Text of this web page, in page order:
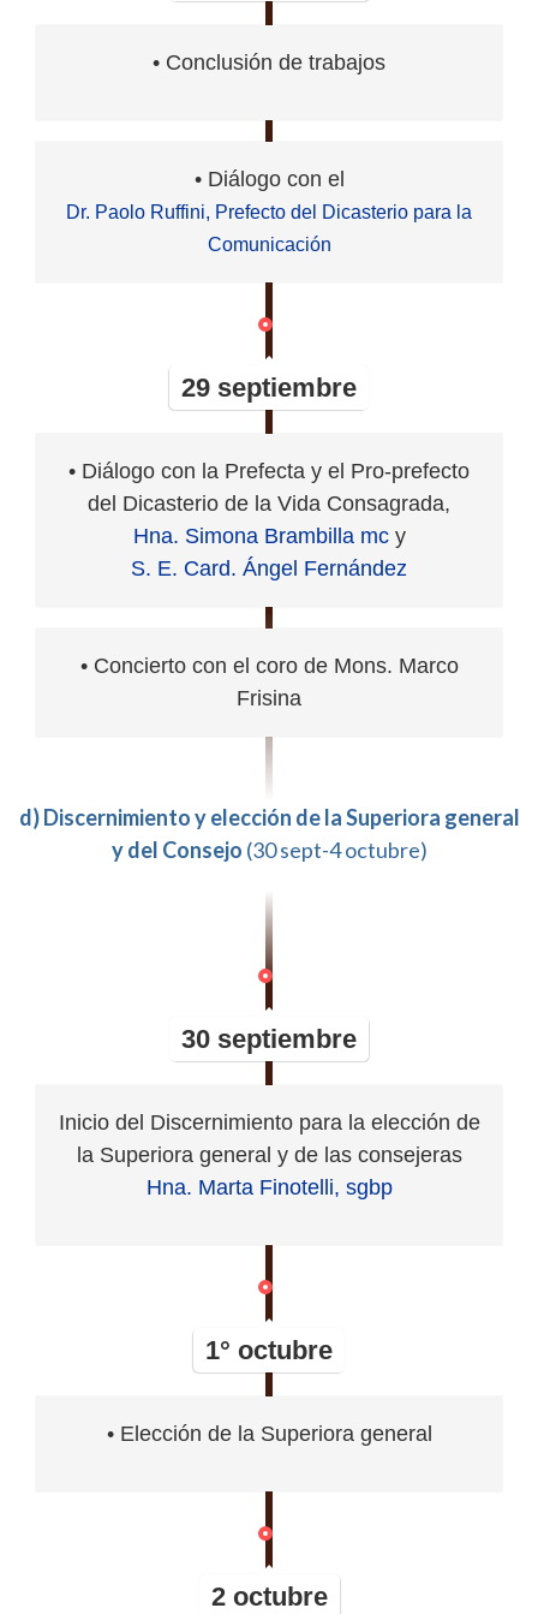
• Conclusión de trabajos
• Diálogo con el
Dr. Paolo Ruffini, Prefecto del Dicasterio para la
Comunicación
29 septiembre
• Diálogo con la Prefecta y el Pro-prefecto
del Dicasterio de la Vida Consagrada,
Hna. Simona Brambilla mcy
S. E. Card. Ángel Fernández
• Concierto con el coro de Mons. Marco
Frisina
d) Discernimiento y elección de la Superiora general
y del Consejo (30 sept-4 octubre)
30 septiembre
Inicio del Discernimiento para la elección de
la Superiora general y de las consejeras
Hna. Marta Finotelli, sgbp
1° octubre
• Elección de la Superiora general
2 octubre